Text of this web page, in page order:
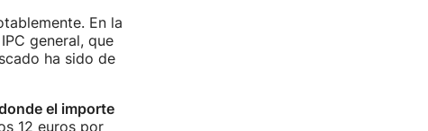
En la
general, que
ha sido de
el importe
12 euros por